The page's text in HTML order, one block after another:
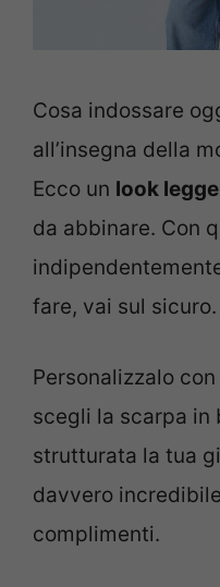
Cosa indossare
all’insegna della
Ecco un look
da abbinare. Con
fare, vai sul sicuro.
Personalizzalo
scegli la scarpa in
strutturata la tua
davvero
complimenti.